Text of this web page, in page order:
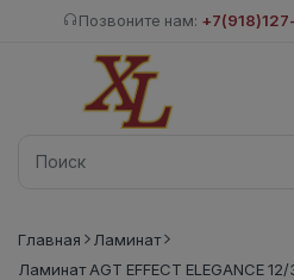
Позвоните нам:
Главная
Ламинат
Ламинат AGT EFFECT ELEGANCE